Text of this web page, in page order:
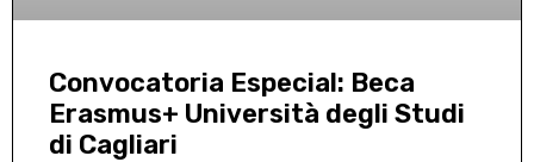
Convocatoria Especial: Beca
Erasmus+ Università degli Studi
di Cagliari